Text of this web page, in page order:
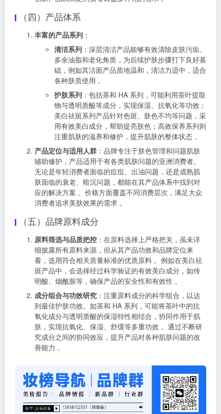
（四）产品体系
丰富的产品系列 ：
清洁系列 ：深层清洁产品能够有效清除皮肤污垢、
多余油脂和老化角质，为后续护肤步骤打下良好基
础，例如其洁面产品质地温和，清洁力适中，适合
各种肤质使用 。
护肤系列 ：包括茶和 HA 系列，可能利用茶叶提取
物与透明质酸等成分，实现保湿、抗氧化等功效；
美白祛斑系列产品针对色斑、肤色不均等问题，采
用有效美白成分，帮助提亮肤色；高效保养系列则
注重肌肤的滋养和修护，提升肌肤的整体状态 。
产品定位与适用人群 ：品牌专注于肤色管理和问题肌肤
辅助修护，产品适用于有各类肌肤问题的亚洲消费者。
无论是年轻消费者面临的痘痘、出油问题，还是成熟肌
肤面临的衰老、暗沉问题，都能在其产品体系中找到对
应的解决方案 。价格方面覆盖不同消费层次，满足大众
消费者追求美肤效果的需求 。
（五）品牌原料成分
原料筛选与品质把控 ：在原料选择上严格把关，虽未详
细披露所有原料来源，但从其产品功效和品牌定位来
看，选用符合相关质量标准的优质原料 。例如在美白祛
斑产品中，会选择经过科学验证的有效美白成分，如传
明酸、烟酰胺等，确保产品的安全性和有效性 。
成分组合与功效研究 ：注重原料成分的科学组合，以达
到最佳护肤功效。如茶和 HA 系列，可能将茶叶中的抗
氧化成分与透明质酸的保湿特性相结合，协同作用于肌
肤，实现抗氧化、保湿、舒缓等多重功效 。通过不断研
究成分之间的协同效应，提升产品对各种肌肤问题的改
善能力 。